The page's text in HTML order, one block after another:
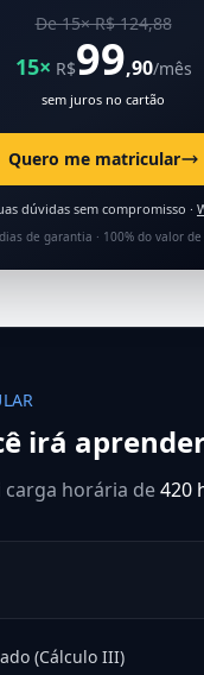
De 15× R$ 124,88
15× R$99,90/mês
sem juros no cartão
Quero me matricular
dúvidas sem compromisso ·
de garantia · 100% do valor
irá
carga horária de420
(Cálculo III)